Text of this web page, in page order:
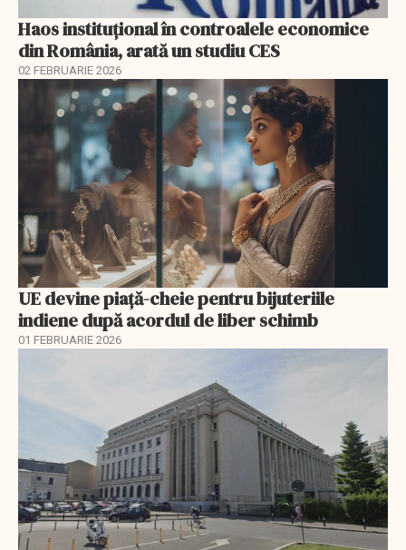
Haos instituțional în controalele economice
din România, arată un studiu CES
02 FEBRUARIE 2026
UE devine piață-cheie pentru bijuteriile
indiene după acordul de liber schimb
01 FEBRUARIE 2026